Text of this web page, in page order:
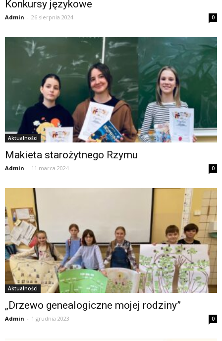
Konkursy językowe
Admin - 26 sierpnia 2024 0
Aktualności
Makieta starożytnego Rzymu
Admin - 11 marca 2024 0
Aktualności
„Drzewo genealogiczne mojej rodziny”
Admin - 1 grudnia 2023 0